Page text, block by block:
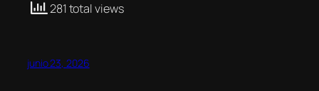
281 total views
junio 23, 2026